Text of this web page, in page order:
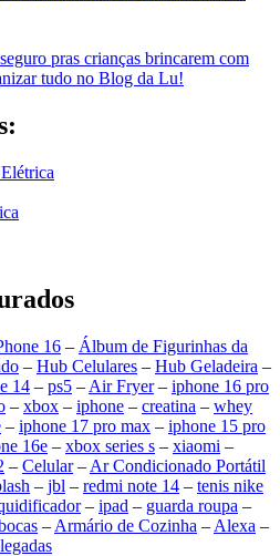
pras crianças brincarem com
tudo no Blog da Lu!
16 – Álbum de Figurinhas da
– Hub Celulares – Hub Geladeira –
14 – ps5 – Air Fryer– iphone 16 pro
– xbox – iphone – creatina – whey
– iphone 17 pro max – iphone 15 pro
16e – xbox series s – xiaomi –
– Celular– Ar Condicionado Portátil
– jbl – redmi note 14 – tenis nike
– ipad – guarda roupa –
– Armário de Cozinha – Alexa –